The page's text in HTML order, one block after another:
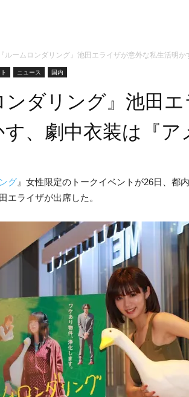
『ルームロンダリング』池田エライザが意外な私生活明
ニュース 国内
ンダリング』池田
、劇中衣装は『ア
グ 』女性限定のトークイベントが26日、都
エライザが出席した。